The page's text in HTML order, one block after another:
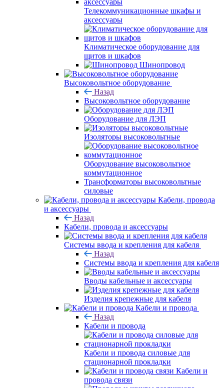
Телекоммуникационные шкафы и
аксессуары
Климатическое оборудование для
щитов и шкафов
Шинопровод
Высоковольтное оборудование
Назад
Высоковольтное оборудование
Оборудование для ЛЭП
Изоляторы высоковольтные
Оборудование высоковольтное
коммутационное
Трансформаторы высоковольтные
силовые
Кабели, провода
и аксессуары
Назад
Кабели, провода и аксессуары
Системы ввода и крепления для кабеля
Назад
Системы ввода и крепления для кабеля
Вводы кабельные и аксессуары
Изделия крепежные для кабеля
Кабели и провода
Назад
Кабели и провода
Кабели и провода силовые для
стационарной прокладки
Кабели и
провода связи